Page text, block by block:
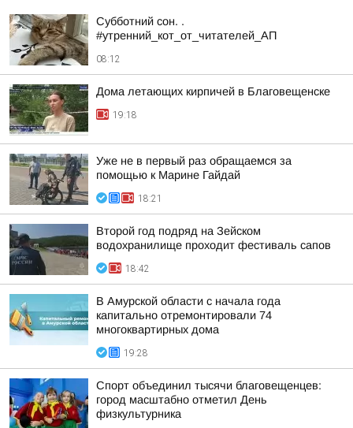
Субботний сон. .
#утренний_кот_от_читателей_АП
08:12
Дома летающих кирпичей в Благовещенске
19:18
Уже не в первый раз обращаемся за
помощью к Марине Гайдай
18:21
Второй год подряд на Зейском
водохранилище проходит фестиваль сапов
18:42
В Амурской области с начала года
капитально отремонтировали 74
многоквартирных дома
19:28
Спорт объединил тысячи благовещенцев:
город масштабно отметил День
физкультурника